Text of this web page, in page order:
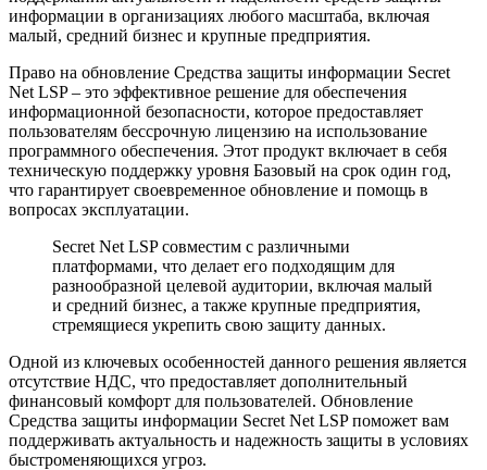
информации в организациях любого масштаба, включая
малый, средний бизнес и крупные предприятия.
Право на обновление Средства защиты информации Secret
Net LSP – это эффективное решение для обеспечения
информационной безопасности, которое предоставляет
пользователям бессрочную лицензию на использование
программного обеспечения. Этот продукт включает в себя
техническую поддержку уровня Базовый на срок один год,
что гарантирует своевременное обновление и помощь в
вопросах эксплуатации.
Secret Net LSP совместим с различными
платформами, что делает его подходящим для
разнообразной целевой аудитории, включая малый
и средний бизнес, а также крупные предприятия,
стремящиеся укрепить свою защиту данных.
Одной из ключевых особенностей данного решения является
отсутствие НДС, что предоставляет дополнительный
финансовый комфорт для пользователей. Обновление
Средства защиты информации Secret Net LSP поможет вам
поддерживать актуальность и надежность защиты в условиях
быстроменяющихся угроз.